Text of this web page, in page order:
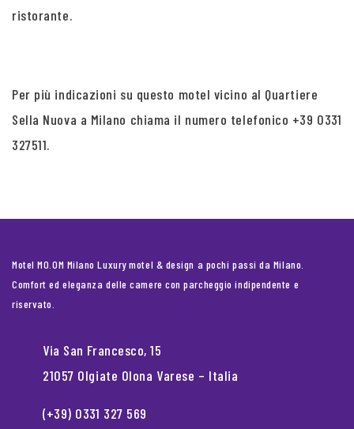
ristorante.
Per più indicazioni su questo motel vicino al Quartiere
Sella Nuova a Milano chiama il numero telefonico +39 0331
327511.
Motel MO.OM Milano Luxury motel & design a pochi passi da Milano.
Comfort ed eleganza delle camere con parcheggio indipendente e
riservato.
Via San Francesco, 15
21057 Olgiate Olona Varese – Italia
(+39) 0331 327 569